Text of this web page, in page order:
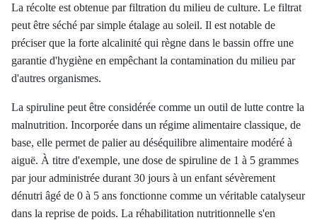
La récolte est obtenue par filtration du milieu de culture. Le filtrat
peut être séché par simple étalage au soleil. Il est notable de
préciser que la forte alcalinité qui règne dans le bassin offre une
garantie d'hygiène en empêchant la contamination du milieu par
d'autres organismes.
La spiruline peut être considérée comme un outil de lutte contre la
malnutrition. Incorporée dans un régime alimentaire classique, de
base, elle permet de palier au déséquilibre alimentaire modéré à
aiguë. À titre d'exemple, une dose de spiruline de 1 à 5 grammes
par jour administrée durant 30 jours à un enfant sévèrement
dénutri âgé de 0 à 5 ans fonctionne comme un véritable catalyseur
dans la reprise de poids. La réhabilitation nutritionnelle s'en